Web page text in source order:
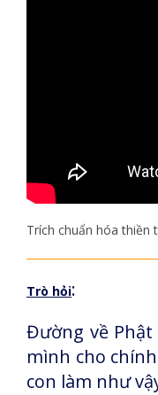
Trích chuẩn hóa thiền
Trò hỏi:
Đường về
mình cho
con làm như